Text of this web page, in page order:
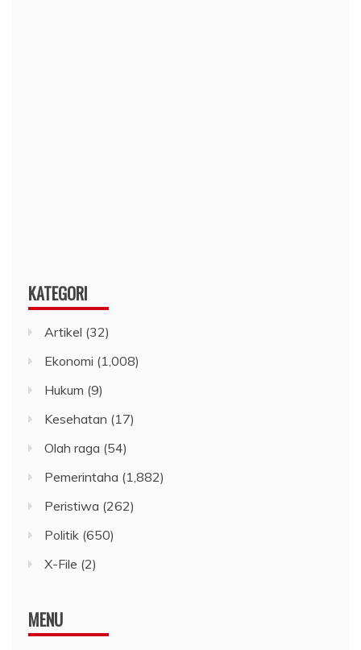
KATEGORI
Artikel (32)
Ekonomi (1,008)
Hukum (9)
Kesehatan (17)
Olah raga (54)
Pemerintaha (1,882)
Peristiwa (262)
Politik (650)
X-File (2)
MENU